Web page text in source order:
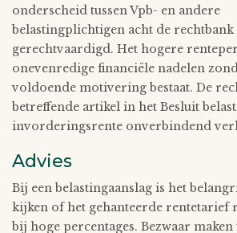
onderscheid tussen Vpb- en andere
belastingplichtigen acht de rechtbank
gerechtvaardigd. Het hogere
onevenredige financiële nadelen
voldoende motivering bestaat. De
betreffende artikel in het Besluit
invorderingsrente onverbindend
Advies
Bij een belastingaanslag is het
kijken of het gehanteerde rentetarief
bij hoge percentages. Bezwaar